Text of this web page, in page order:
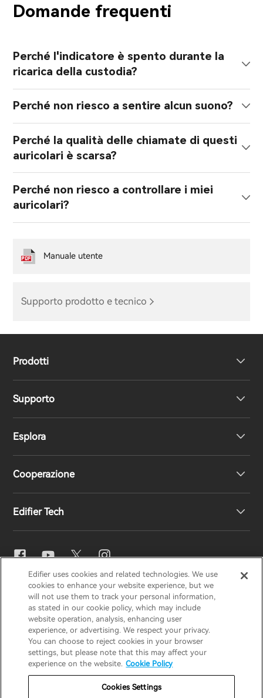
Domande frequenti
Perché l'indicatore è spento durante la
ricarica della custodia?
Perché non riesco a sentire alcun suono?
Perché la qualità delle chiamate di questi
auricolari è scarsa?
Perché non riesco a controllare i miei
auricolari?
Supporto prodotto e tecnico
Manuale utente
Prodotti
Cuffie
Altoparlanti
Supporto
Supporto prodotto
Dichiarazione di conformità UE
Esplora
La nostra storia
Cooperazione
Diventa distributore
Edifier Tech
Impostazioni EQ
Snapdragon Sound™
Streaming musicale
EDIFIERAIRPULSESTAXHECATE
Informativa sulla privacy Informativa sui cookie
Termini di utilizzo
Italia / Italiano
Edifier uses cookies and related technologies. We use
cookies to enhance your website experience, but we
will not use them to track your personal information,
as stated in our cookie policy, which may include
website operation, analysis, enhancing user
experience, or advertising. We respect your privacy.
You can choose to reject cookies in your browser
settings, but please note that this may affect your
experience on the website. Cookie Policy
Cookies Settings